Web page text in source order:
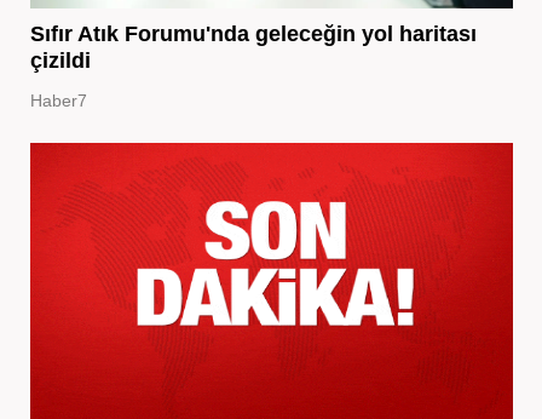
Sıfır Atık Forumu'nda geleceğin yol haritası
çizildi
Haber7